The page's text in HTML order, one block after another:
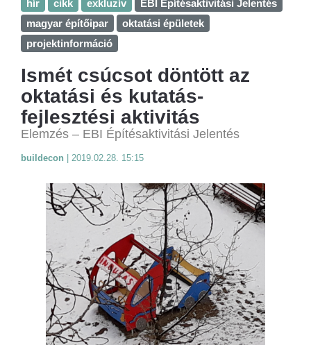
hír cikk exkluzív
EBI Építésaktivitási Jelentés
magyar építőipar
oktatási épületek
projektinformáció
Ismét csúcsot döntött az
oktatási és kutatás-
fejlesztési aktivitás
Elemzés – EBI Építésaktivitási Jelentés
buildecon 2019.02.28. 15:15